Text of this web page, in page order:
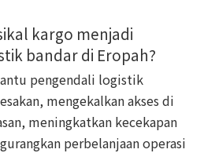
kargo menjadi
bandar di Eropah?
pengendali logistik
mengekalkan akses di
meningkatkan kecekapan
perbelanjaan operasi